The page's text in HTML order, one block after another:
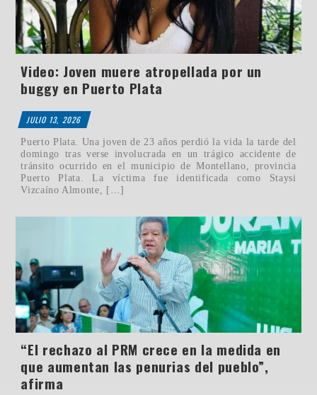
Video: Joven muere atropellada por un
buggy en Puerto Plata
JULIO 13, 2026
Puerto Plata. Una joven de 23 años perdió la vida la tarde del
domingo tras verse involucrada en un trágico accidente de
tránsito ocurrido en el municipio de Montellano, provincia
Puerto Plata. La víctima fue identificada como Staysi
Vizcaíno Almonte, […]
“El rechazo al PRM crece en la medida en
que aumentan las penurias del pueblo”,
afirma